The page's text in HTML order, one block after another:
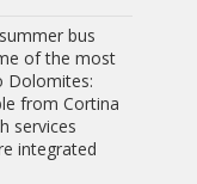
bus
of the most
Dolomites:
from Cortina
services
integrated